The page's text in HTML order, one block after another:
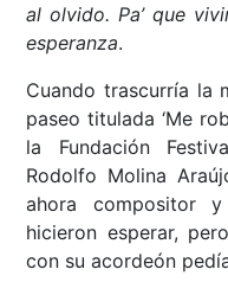
al olvido. Pa’ que
esperanza.
Cuando trascurría la
paseo titulada ‘Me
la Fundación
Rodolfo Molina
ahora compositor
hicieron esperar,
con su acordeón